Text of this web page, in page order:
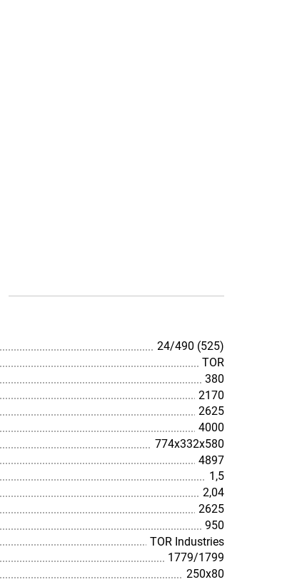
24/490 (525)
TOR
380
2170
2625
4000
774х332х580
4897
1,5
2,04
2625
950
TOR Industries
1779/1799
250х80